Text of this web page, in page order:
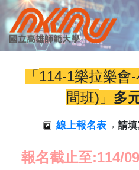
「 114-1樂拉樂會
間班) 」 多
線上報名表→ 請填
報名截止至:114/